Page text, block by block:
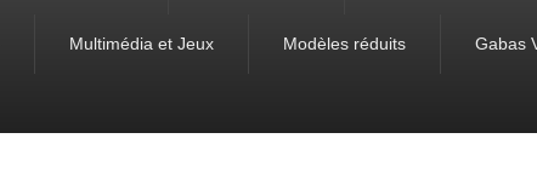
Multimédia et Jeux Modèles réduits Gabas